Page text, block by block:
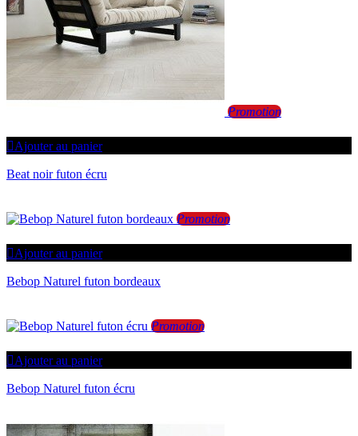
Promotion
Ajouter au panier
Beat noir futon écru
Promotion
Ajouter au panier
Bebop Naturel futon bordeaux
Promotion
Ajouter au panier
Bebop Naturel futon écru